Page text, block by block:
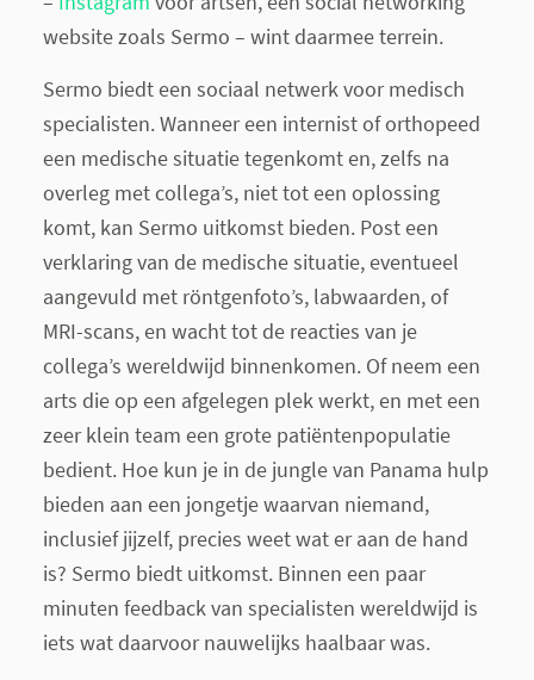
website zoals Sermo – wint daarmee terrein.
Sermo biedt een sociaal netwerk voor medisch
specialisten. Wanneer een internist of orthopeed
een medische situatie tegenkomt en, zelfs na
overleg met collega’s, niet tot een oplossing
komt, kan Sermo uitkomst bieden. Post een
verklaring van de medische situatie, eventueel
aangevuld met röntgenfoto’s, labwaarden, of
MRI-scans, en wacht tot de reacties van je
collega’s wereldwijd binnenkomen. Of neem een
arts die op een afgelegen plek werkt, en met een
zeer klein team een grote patiëntenpopulatie
bedient. Hoe kun je in de jungle van Panama hulp
bieden aan een jongetje waarvan niemand,
inclusief jijzelf, precies weet wat er aan de hand
is? Sermo biedt uitkomst. Binnen een paar
minuten feedback van specialisten wereldwijd is
iets wat daarvoor nauwelijks haalbaar was.